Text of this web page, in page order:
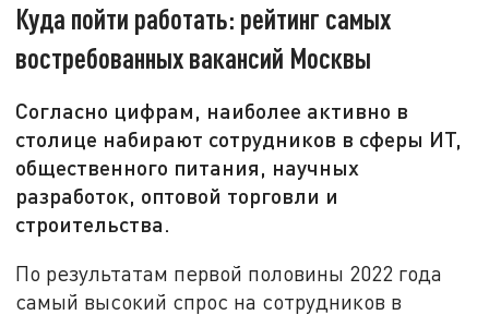
Куда пойти работать: рейтинг самых
востребованных вакансий Москвы
Согласно цифрам, наиболее активно в
столице набирают сотрудников в сферы ИТ,
общественного питания, научных
разработок, оптовой торговли и
строительства.
По результатам первой половины 2022 года
самый высокий спрос на сотрудников в